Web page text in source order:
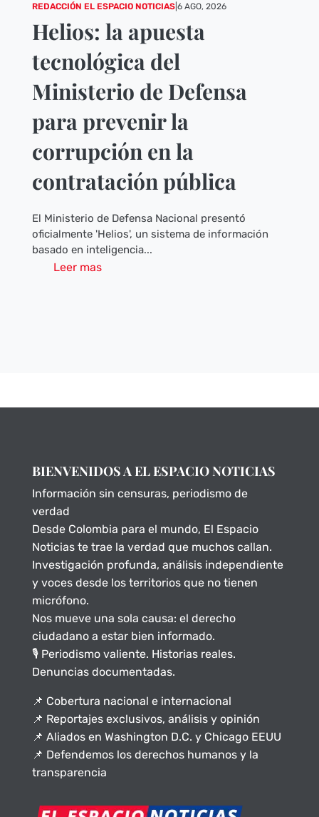
REDACCIÓN EL ESPACIO NOTICIAS| 6 AGO, 2026
Helios: la apuesta
tecnológica del
Ministerio de Defensa
para prevenir la
corrupción en la
contratación pública
El Ministerio de Defensa Nacional presentó
oficialmente 'Helios', un sistema de información
basado en inteligencia...
Leer mas
BIENVENIDOS A EL ESPACIO NOTICIAS
Información sin censuras, periodismo de
verdad
Desde Colombia para el mundo, El Espacio
Noticias te trae la verdad que muchos callan.
Investigación profunda, análisis independiente
y voces desde los territorios que no tienen
micrófono.
Nos mueve una sola causa: el derecho
ciudadano a estar bien informado.
🎙️ Periodismo valiente. Historias reales.
Denuncias documentadas.
📌 Cobertura nacional e internacional
📌 Reportajes exclusivos, análisis y opinión
📌 Aliados en Washington D.C. y Chicago EEUU
📌 Defendemos los derechos humanos y la
transparencia